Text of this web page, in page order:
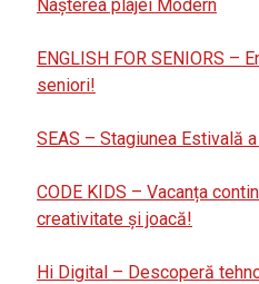
Nașterea plajei Modern
ENGLISH FOR SENIORS –
seniori!
SEAS – Stagiunea Estivală
CODE KIDS – Vacanța
creativitate și joacă!
Hi Digital – Descoperă